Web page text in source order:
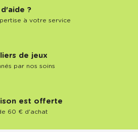
?
à votre service
de jeux
par nos soins
est offerte
60 € d'achat